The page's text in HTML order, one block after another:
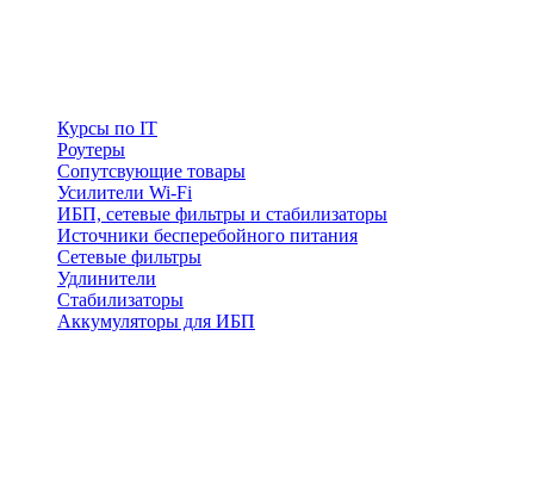
Курсы по IT
Роутеры
Сопутсвующие товары
Усилители Wi-Fi
ИБП, сетевые фильтры и стабилизаторы
Источники бесперебойного питания
Сетевые фильтры
Удлинители
Стабилизаторы
Аккумуляторы для ИБП